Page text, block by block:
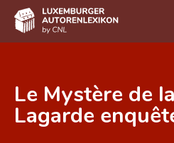
FR
Home
Le Mystère de
Lagarde